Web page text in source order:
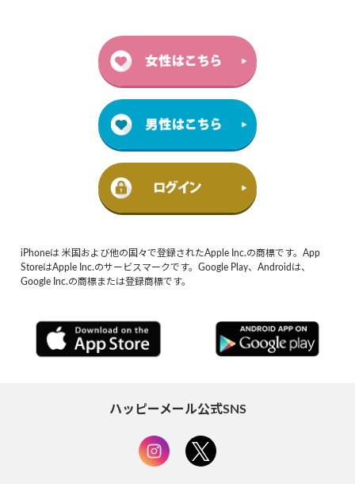
iPhoneは 米国および他の国々で登録されたApple Inc.の商標です。App
StoreはApple Inc.のサービスマークです。Google Play、Androidは、
Google Inc.の商標または登録商標です。
ハッピーメール公式SNS